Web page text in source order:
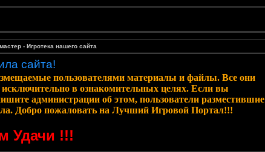
- Игротека нашего сайта
сайта!
пользователями материалы и файлы. Все они
в ознакомительных целях. Если вы
администрации об этом, пользователи разместившие
Добро пожаловать на Лучший Игровой Портал!!!
Удачи !!!